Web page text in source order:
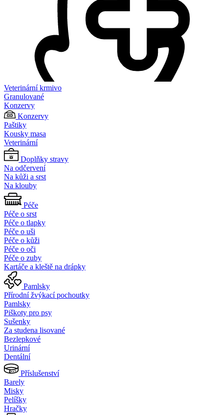
Veterinární krmivo
Granulované
Konzervy
Konzervy
Paštiky
Kousky masa
Veterinární
Doplňky stravy
Na odčervení
Na kůži a srst
Na klouby
Péče
Péče o srst
Péče o tlapky
Péče o uši
Péče o kůži
Péče o oči
Péče o zuby
Kartáče a kleště na drápky
Pamlsky
Přírodní žvýkací pochoutky
Pamlsky
Piškoty pro psy
Sušenky
Za studena lisované
Bezlepkové
Urinární
Dentální
Příslušenství
Barely
Misky
Pelíšky
Hračky